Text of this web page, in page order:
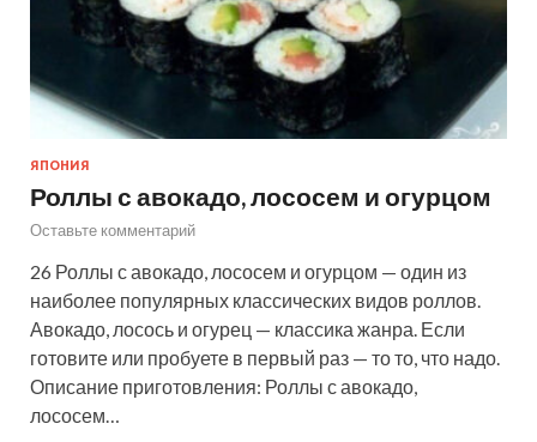
ЯПОНИЯ
Роллы с авокадо, лососем и огурцом
Оставьте комментарий
26 Роллы с авокадо, лососем и огурцом — один из
наиболее популярных классических видов роллов.
Авокадо, лосось и огурец — классика жанра. Если
готовите или пробуете в первый раз — то то, что надо.
Описание приготовления: Роллы с авокадо,
лососем…